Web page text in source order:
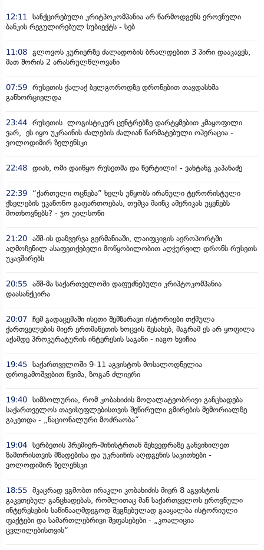
12:11
სანქცირებული კრიტპოკომპანია არ წარმოდგენს ეროვნული
ბანკის რეგულირებულ სუბიექტს - სებ
11:08 გლოვოს კურიერზე ძალადობის ბრალდებით 3 პირი დააკავეს,
მათ შორის 2 არასრულწლოვანი
07:59 რუსეთის ქალაქ ბელგოროდზე დრონებით თავდასხმა
განხორციელდა
23:44 რუსეთის ლოგისტიკურ ცენტრებზე დარტყმებით კმაყოფილი
ვარ, ეს იყო უკრაინის ძალების ძალიან წარმატებული ოპერაცია -
ვოლოდიმირ ზელენსკი
22:48 დიახ, ომი დაიწყო რუსეთმა და წერტილი! - ვახტანგ კაპანაძე
22:39
“ქართული ოცნება” ხელს უწყობს ირანული ტერორისტული
ქსელების უკანონო გაფართოებას, თუმცა მაინც ამერიკას უყენებს
მოთხოვნებს? - ჯო უილსონი
21:20 აშშ-ის დაზვერვა გერმანიაში, ლაიფციგის აეროპორტში
აღმოჩენილ ასაფეთქებელი მოწყობილობით აღჭურვილ დრონს რუსეთს
უკავშირებს
20:55 აშშ-მა საქართველოში დაფუძნებული კრიპტოკომპანია
დაასანქცირა
20:07 ჩემ გადაცემაში ისეთი შემზარავი ისტორიები თქმულა
ქართველების მიერ ერთმანეთის ხოცვის შესახებ, მაგრამ ეს არ ყოფილა
აქამდე პროკურატურის ინტერესის საგანი - იაგო ხვიჩია
19:45 საქართველოში 9-11 აგვისტოს მოსალოდნელია
დროგამოშვებით წვიმა, ზოგან ძლიერი
19:40 სიმბოლურია, რომ კობახიძის მოღალატეობრივი განცხადება
საქართველოს თავისუფლებისთვის შეწირული გმირების მემორიალზე
გაკეთდა - „ნაციონალური მოძრაობა“
19:04 სერბეთის პრემიერ-მინისტრთან შეხვედრაზე განვიხილეთ
ზამთრისთვის მზადებისა და უკრაინის აღდგენის საკითხები -
ვოლოდიმირ ზელენსკი
18:55 მკაცრად ვგმობთ ირაკლი კობახიძის მიერ 8 აგვისტოს
გაკეთებულ განცხადებას, რომლითაც მან საქართველოს ეროვნული
ინტერესების საწინააღმდეგოდ შეგნებულად გააყალბა ისტორიული
ფაქტები და სამართლებრივი შეფასებები - „კოალიცია
ცვლილებისთვის“